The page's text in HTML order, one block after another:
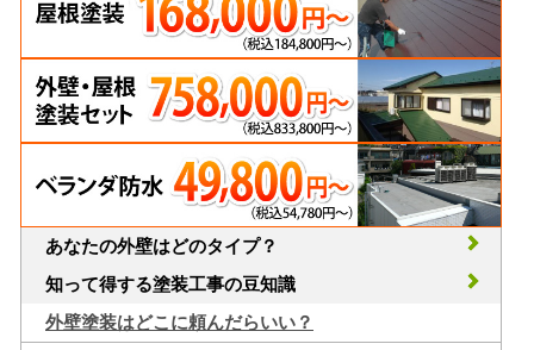
あなたの外壁はどのタイプ？
知って得する塗装工事の豆知識
外壁塗装はどこに頼んだらいい？